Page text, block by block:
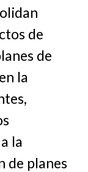
de
de
la
la
de planes